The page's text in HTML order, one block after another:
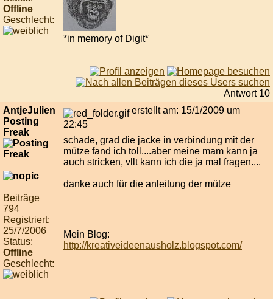
Offline
Geschlecht:
*in memory of Digit*
Antwort 10
AntjeJulien
Posting
Freak
Beiträge
794
Registriert:
25/7/2006
Status:
Offline
Geschlecht:
erstellt am: 15/1/2009 um
22:45
schade, grad die jacke in verbindung mit der
mütze fand ich toll....aber meine mam kann ja
auch stricken, vllt kann ich die ja mal fragen....
danke auch für die anleitung der mütze
Mein Blog:
http://kreativeideenausholz.blogspot.com/